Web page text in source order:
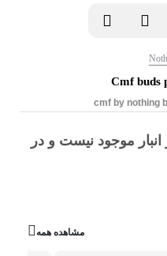
cmf by nothing
موجود نیست و در
مشاهده همه